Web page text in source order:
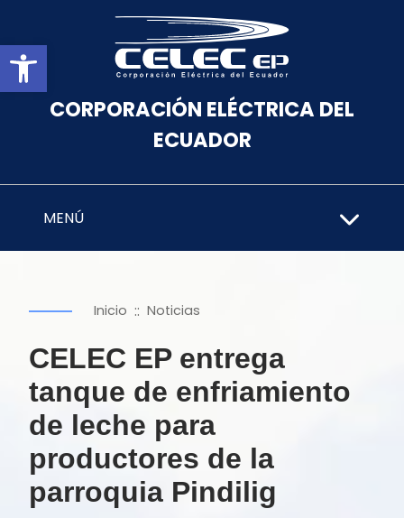
Abrir barra de herramientas
CORPORACIÓN ELÉCTRICA DEL
ECUADOR
MENÚ
Inicio :: Noticias
CELEC EP entrega
tanque de enfriamiento
de leche para
productores de la
parroquia Pindilig